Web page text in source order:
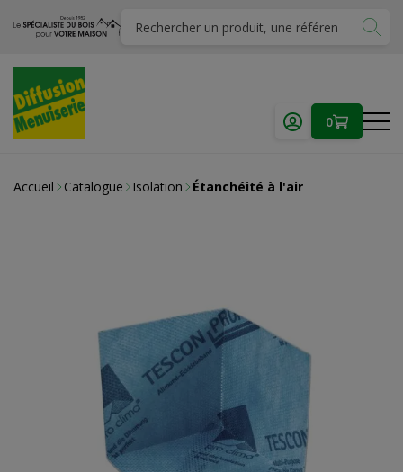
0
Accueil Catalogue Isolation Étanchéité à l'air